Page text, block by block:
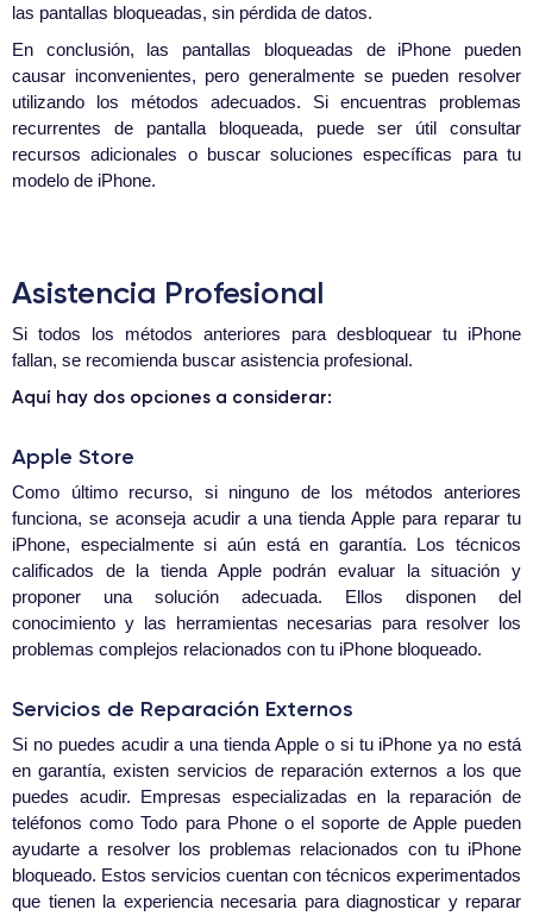
las pantallas bloqueadas, sin pérdida de datos.
En conclusión, las pantallas bloqueadas de iPhone pueden
causar inconvenientes, pero generalmente se pueden resolver
utilizando los métodos adecuados. Si encuentras problemas
recurrentes de pantalla bloqueada, puede ser útil consultar
recursos adicionales o buscar soluciones específicas para tu
modelo de iPhone.
Asistencia Profesional
Si todos los métodos anteriores para desbloquear tu iPhone
fallan, se recomienda buscar asistencia profesional.
Aquí hay dos opciones a considerar:
Apple Store
Como último recurso, si ninguno de los métodos anteriores
funciona, se aconseja acudir a una tienda Apple para reparar tu
iPhone, especialmente si aún está en garantía. Los técnicos
calificados de la tienda Apple podrán evaluar la situación y
proponer una solución adecuada. Ellos disponen del
conocimiento y las herramientas necesarias para resolver los
problemas complejos relacionados con tu iPhone bloqueado.
Servicios de Reparación Externos
Si no puedes acudir a una tienda Apple o si tu iPhone ya no está
en garantía, existen servicios de reparación externos a los que
puedes acudir. Empresas especializadas en la reparación de
teléfonos como Todo para Phone o el soporte de Apple pueden
ayudarte a resolver los problemas relacionados con tu iPhone
bloqueado. Estos servicios cuentan con técnicos experimentados
que tienen la experiencia necesaria para diagnosticar y reparar